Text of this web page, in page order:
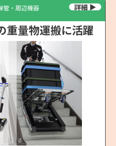
管・周辺機器
重量物運搬に活躍